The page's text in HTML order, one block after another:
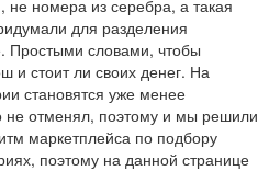
номера из серебра, а такая
для разделения
Простыми словами, чтобы
и стоит ли своих денег. На
становятся уже менее
не отменял, поэтому и мы решили
маркетплейса по подбору
поэтому на данной странице